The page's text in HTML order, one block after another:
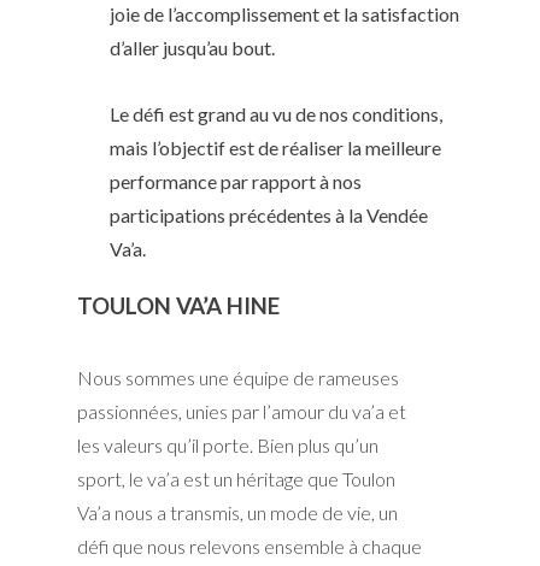
joie de l’accomplissement et la satisfaction
d’aller jusqu’au bout.
Le défi est grand au vu de nos conditions,
mais l’objectif est de réaliser la meilleure
performance par rapport à nos
participations précédentes à la Vendée
Va’a.
TOULON VA’A HINE
Nous sommes une équipe de rameuses
passionnées, unies par l’amour du va’a et
les valeurs qu’il porte. Bien plus qu’un
sport, le va’a est un héritage que Toulon
Va’a nous a transmis, un mode de vie, un
défi que nous relevons ensemble à chaque